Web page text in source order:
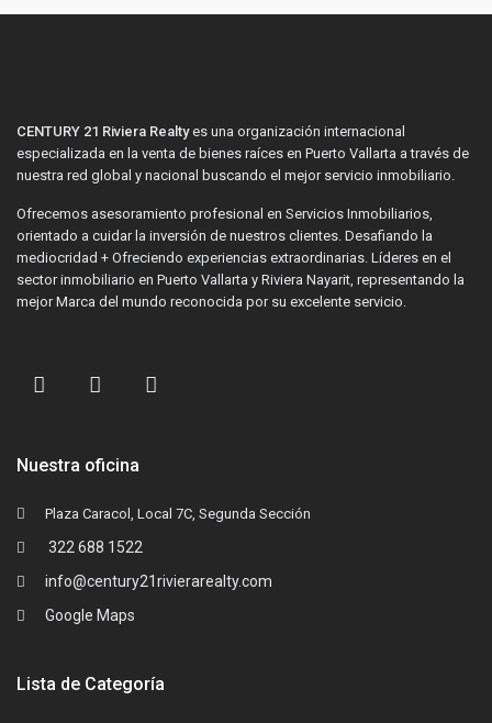
CENTURY 21 Riviera Realtyes una organización internacional
especializada en la venta de bienes raíces en Puerto Vallarta a través de
nuestra red global y nacional buscando el mejor servicio inmobiliario.
Ofrecemos asesoramiento profesional en Servicios Inmobiliarios,
orientado a cuidar la inversión de nuestros clientes. Desafiando la
mediocridad + Ofreciendo experiencias extraordinarias. Líderes en el
sector inmobiliario en Puerto Vallarta y Riviera Nayarit, representando la
mejor Marca del mundo reconocida por su excelente servicio.
Nuestra oficina
Plaza Caracol, Local 7C, Segunda Sección
322 688 1522
info@century21rivierarealty.com
Google Maps
Lista de Categoría